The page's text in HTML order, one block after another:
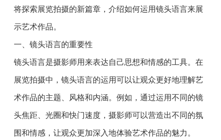
将探索展览拍摄的新篇章，介绍如何运用镜头语言来展
示艺术作品。
一、镜头语言的重要性
镜头语言是摄影师用来表达自己思想和情感的工具。在
展览拍摄中，镜头语言的运用可以让观众更好地理解艺
术作品的主题、风格和内涵。例如，通过运用不同的镜
头焦距、光圈和快门速度，摄影师可以营造出不同的氛
围和情感，让观众更加深入地体验艺术作品的魅力。